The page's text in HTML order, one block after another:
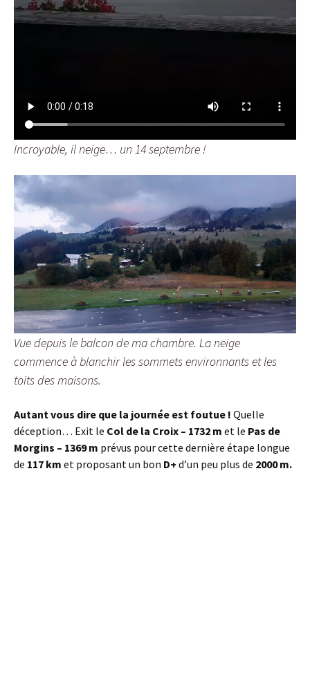
Incroyable, il neige… un 14 septembre !
Vue depuis le balcon de ma chambre. La neige
commence à blanchir les sommets environnants et les
toits des maisons.
Autant vous dire que la journée est foutue ! Quelle
déception… Exit le Col de la Croix – 1732 m et le Pas de
Morgins – 1369 m prévus pour cette dernière étape longue
de 117 km et proposant un bon D+ d’un peu plus de 2000 m.